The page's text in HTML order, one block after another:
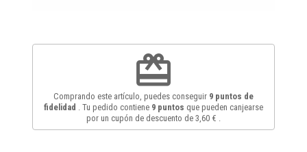
redeem
Comprando este artículo, puedes conseguir 9 puntos de
fidelidad
. Tu pedido contiene 9 puntos que pueden canjearse
por un cupón de descuento de 3,60 €